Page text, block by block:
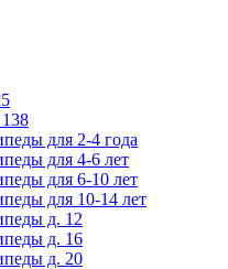
138
для 2-4 года
для 4-6 лет
для 6-10 лет
для 10-14 лет
д. 12
д. 16
д. 20